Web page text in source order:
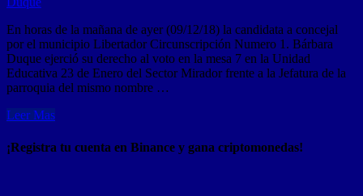
En horas de la mañana de ayer (09/12/18) la candidata a concejal
por el municipio Libertador Circunscripción Numero 1. Bárbara
Duque ejerció su derecho al voto en la mesa 7 en la Unidad
Educativa 23 de Enero del Sector Mirador frente a la Jefatura de la
parroquia del mismo nombre …
Leer Mas
¡Registra tu cuenta en Binance y gana criptomonedas!